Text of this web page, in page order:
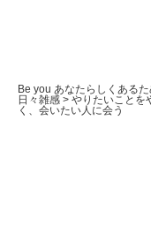
Be you あなたらしくあるた
日々雑感 > やりたいことを
く、会いたい人に会う